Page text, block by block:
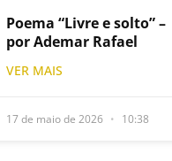
Poema “Livre e solto” –
por Ademar Rafael
VER MAIS
17 de maio de 2026 10:38